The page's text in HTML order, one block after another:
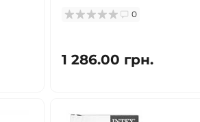
0
1 286.00 грн.